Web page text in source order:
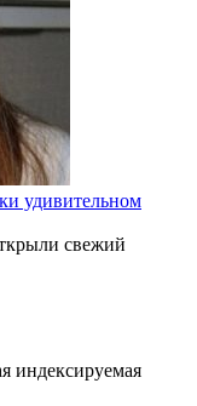
удивительном
свежий
индексируемая